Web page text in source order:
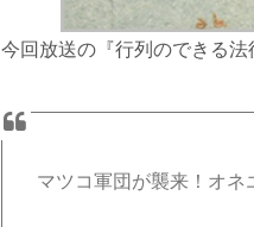
今回放送の『行列のできる法
マツコ軍団が襲来！オ